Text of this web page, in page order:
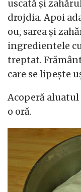
uscată și
drojdia. Apoi
ou, sarea și
ingredientele
treptat.
care se lipește
Acoperă
o oră.